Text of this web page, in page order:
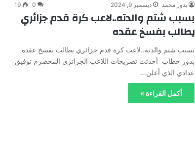
بدور محمد ديسمبر 9, 2024 0
19
بسبب شتم والدته..لاعب كرة قدم جزائري
يطالب بفسخ عقده
بسبب شتم والدته..لاعب كرة قدم جزائري يطالب بفسخ عقده
بدور خطاب أحدثت تصريحات اللاعب الجزائري المخضرم توفيق
عدادي الذي أعلن…
أكمل القراءة »